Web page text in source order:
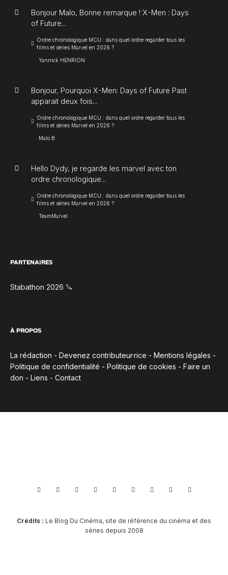
Bonjour Malo, Bonne remarque ! X-Men : Days
of Future...
Ordre chronologique MCU : dans quel ordre regarder tous les
films et séries Marvel en 2026 ?
Yannick HENRION
Bonjour, Pourquoi X-Men: Days of Future Past
apparait deux fois...
Ordre chronologique MCU : dans quel ordre regarder tous les
films et séries Marvel en 2026 ?
Malo B
Hello Dydy, je regarde les marvel avec ton
ordre chronologique...
Ordre chronologique MCU : dans quel ordre regarder tous les
films et séries Marvel en 2026 ?
TeamMarvel
PARTENAIRES
Stabathon 2026 🔪
À PROPOS
La rédaction - Devenez contributeur·rice - Mentions légales -
Politique de confidentialité - Politique de cookies - Faire un
don - Liens - Contact
Crédits : Le Blog Du Cinéma, site de référence du cinéma et des
séries depuis 2008